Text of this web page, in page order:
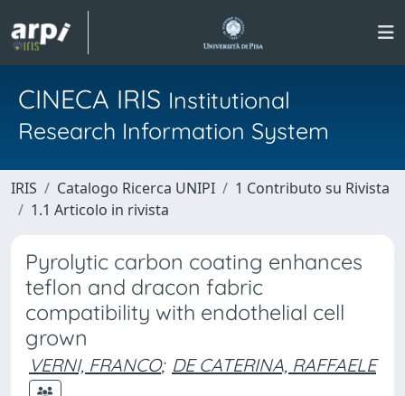
CINECA IRIS Institutional
Research Information System
IRIS Catalogo Ricerca UNIPI
1 Contributo su Rivista
1.1 Articolo in rivista
Pyrolytic carbon coating enhances
teflon and dracon fabric
compatibility with endothelial cell
grown
VERNI, FRANCO; DE CATERINA, RAFFAELE